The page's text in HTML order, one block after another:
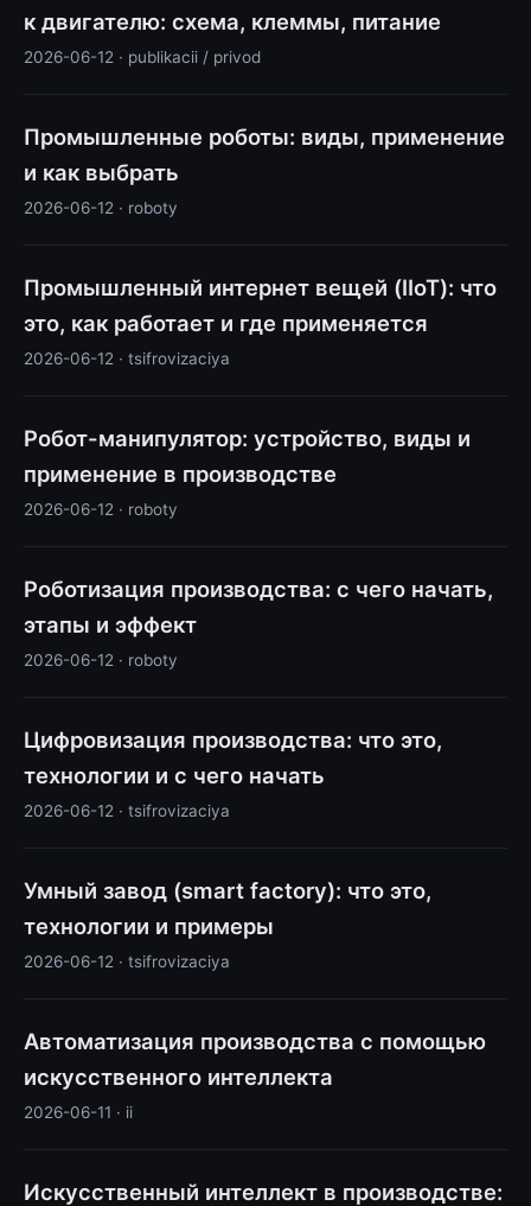
к двигателю: схема, клеммы, питание
2026-06-12 · publikacii / privod
Промышленные роботы: виды, применение
и как выбрать
2026-06-12 · roboty
Промышленный интернет вещей (IIoT): что
это, как работает и где применяется
2026-06-12 · tsifrovizaciya
Робот-манипулятор: устройство, виды и
применение в производстве
2026-06-12 · roboty
Роботизация производства: с чего начать,
этапы и эффект
2026-06-12 · roboty
Цифровизация производства: что это,
технологии и с чего начать
2026-06-12 · tsifrovizaciya
Умный завод (smart factory): что это,
технологии и примеры
2026-06-12 · tsifrovizaciya
Автоматизация производства с помощью
искусственного интеллекта
2026-06-11 · ii
Искусственный интеллект в производстве: